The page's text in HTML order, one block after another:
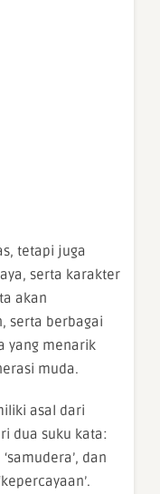
tetapi juga
serta karakter
akan
serta berbagai
yang menarik
muda.
asal dari
dua suku kata:
dan